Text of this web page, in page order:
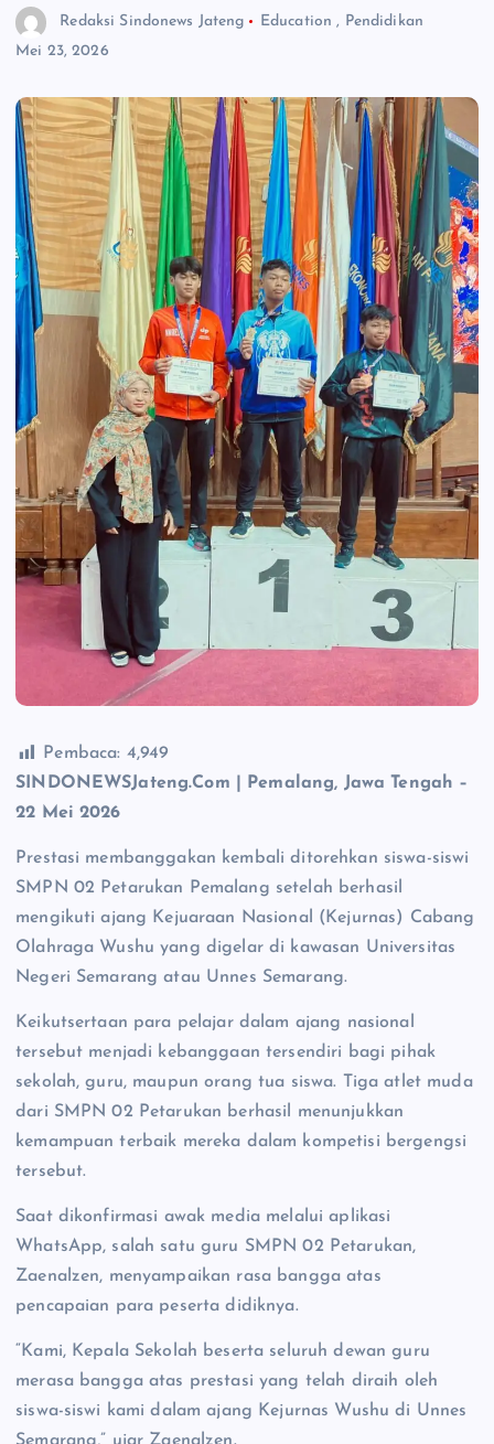
Redaksi Sindonews Jateng Education , Pendidikan
Mei 23, 2026
Pembaca: 4,949
SINDONEWSJateng.Com | Pemalang, Jawa Tengah –
22 Mei 2026
Prestasi membanggakan kembali ditorehkan siswa-siswi
SMPN 02 Petarukan Pemalang setelah berhasil
mengikuti ajang Kejuaraan Nasional (Kejurnas) Cabang
Olahraga Wushu yang digelar di kawasan Universitas
Negeri Semarang atau Unnes Semarang.
Keikutsertaan para pelajar dalam ajang nasional
tersebut menjadi kebanggaan tersendiri bagi pihak
sekolah, guru, maupun orang tua siswa. Tiga atlet muda
dari SMPN 02 Petarukan berhasil menunjukkan
kemampuan terbaik mereka dalam kompetisi bergengsi
tersebut.
Saat dikonfirmasi awak media melalui aplikasi
WhatsApp, salah satu guru SMPN 02 Petarukan,
Zaenalzen, menyampaikan rasa bangga atas
pencapaian para peserta didiknya.
“Kami, Kepala Sekolah beserta seluruh dewan guru
merasa bangga atas prestasi yang telah diraih oleh
siswa-siswi kami dalam ajang Kejurnas Wushu di Unnes